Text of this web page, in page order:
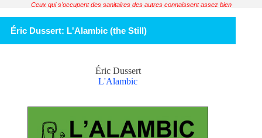
Ceux qui s'occupent des sanitaires des autres connaissent assez bien
Éric Dussert: L'Alambic (the Still)
Éric Dussert
L'Alambic